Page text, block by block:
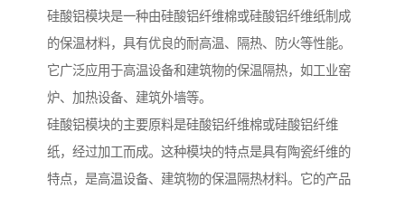
硅酸铝模块是一种由硅酸铝纤维棉或硅酸铝纤维纸制成
的保温材料，具有优良的耐高温、隔热、防火等性能。
它广泛应用于高温设备和建筑物的保温隔热，如工业窑
炉、加热设备、建筑外墙等。
硅酸铝模块的主要原料是硅酸铝纤维棉或硅酸铝纤维
纸，经过加工而成。这种模块的特点是具有陶瓷纤维的
特点，是高温设备、建筑物的保温隔热材料。它的产品